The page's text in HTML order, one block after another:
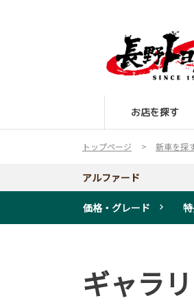
お店を探す
トップページ 新車を探
アルファード
価格・グレード
ギャラ